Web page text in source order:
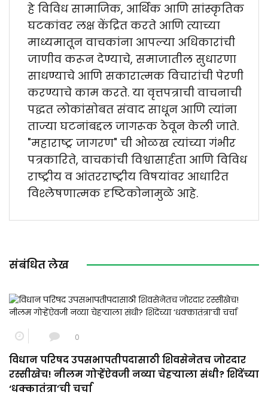
हे विविध सामाजिक, आर्थिक आणि सांस्कृतिक
घटकांवर लक्ष केंद्रित करते आणि त्याच्या
माध्यमातून वाचकांना आपल्या अधिकारांची
जाणीव करून देण्याचे, समाजातील सुधारणा
साधण्याचे आणि सकारात्मक विचारांची पेरणी
करण्याचे काम करते. या वृत्तपत्राची वाचनाची
पद्धत लोकांसोबत संवाद साधून आणि त्यांना
ताज्या घटनांबद्दल जागरूक ठेवून केली जाते.
"महाराष्ट्र जागरण" ची ओळख त्यांच्या गंभीर
पत्रकारिते, वाचकांची विश्वासार्हता आणि विविध
राष्ट्रीय व आंतरराष्ट्रीय विषयांवर आधारित
विश्लेषणात्मक दृष्टिकोनामुळे आहे.
संबंधित लेख
0
विधान परिषद उपसभापतीपदासाठी शिवसेनेतच जोरदार
रस्सीखेच! नीलम गोऱ्हेंऐवजी नव्या चेहऱ्याला संधी? शिंदेंच्या
‘धक्कातंत्रा’ची चर्चा